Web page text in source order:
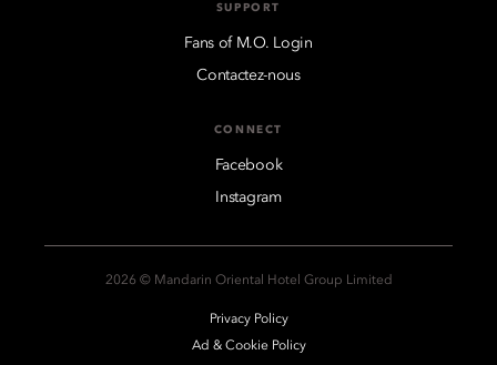
SUPPORT
Fans of M.O. Login
Contactez-nous
CONNECT
Facebook
Instagram
2026 © Mandarin Oriental Hotel Group Limited
Privacy Policy
Ad & Cookie Policy